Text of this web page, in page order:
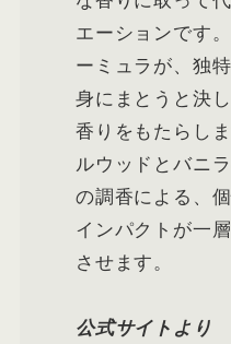
エーションです
ーミュラが、独
身にまとうと決
香りをもたらし
ルウッドとバニ
の調香による、
インパクトが一
させます。
公式サイトより